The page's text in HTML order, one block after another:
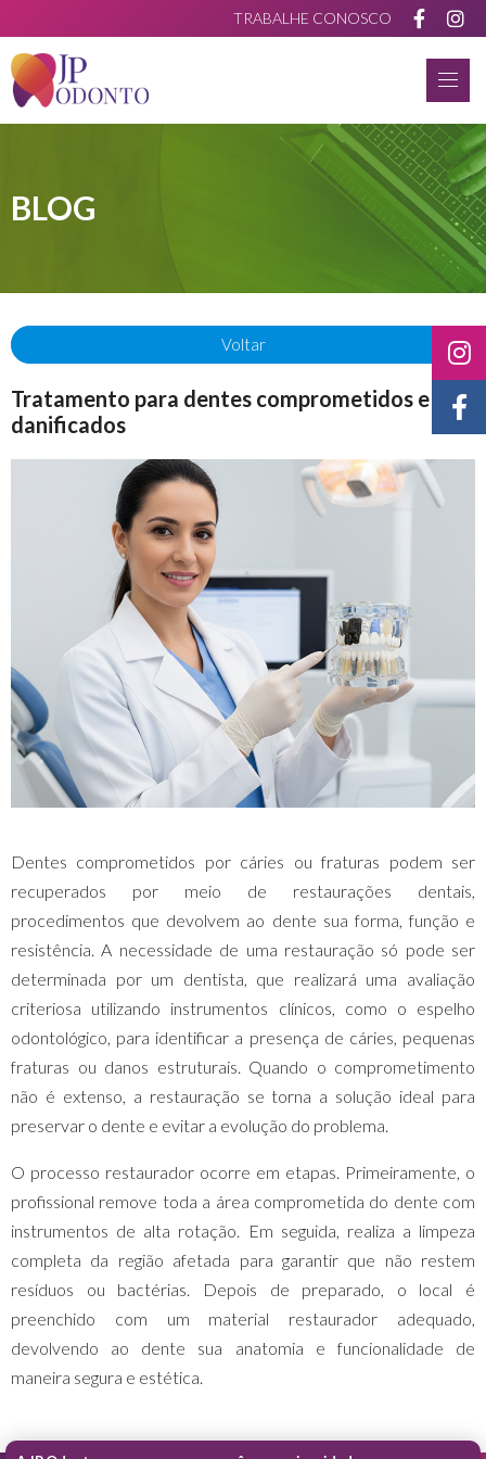
TRABALHE CONOSCO
BLOG
Voltar
Tratamento para dentes comprometidos e
danificados
Dentes comprometidos por cáries ou fraturas podem ser
recuperados por meio de restaurações dentais,
procedimentos que devolvem ao dente sua forma, função e
resistência. A necessidade de uma restauração só pode ser
determinada por um dentista, que realizará uma avaliação
criteriosa utilizando instrumentos clínicos, como o espelho
odontológico, para identificar a presença de cáries, pequenas
fraturas ou danos estruturais. Quando o comprometimento
não é extenso, a restauração se torna a solução ideal para
preservar o dente e evitar a evolução do problema.
O processo restaurador ocorre em etapas. Primeiramente, o
profissional remove toda a área comprometida do dente com
instrumentos de alta rotação. Em seguida, realiza a limpeza
completa da região afetada para garantir que não restem
resíduos ou bactérias. Depois de preparado, o local é
preenchido com um material restaurador adequado,
devolvendo ao dente sua anatomia e funcionalidade de
maneira segura e estética.